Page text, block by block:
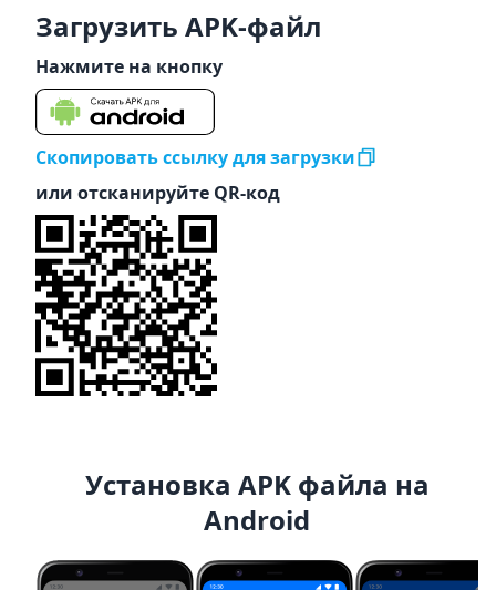
Загрузить APK-файл
Нажмите на кнопку
Скопировать ссылку для загрузки
или отсканируйте QR-код
Установка APK файла на
Android